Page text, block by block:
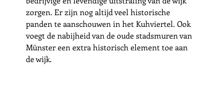
zorgen. Er zijn nog altijd veel historische
panden te aanschouwen in het Kuhviertel. Ook
voegt de nabijheid van de oude stadsmuren van
Münster een extra historisch element toe aan
de wijk.